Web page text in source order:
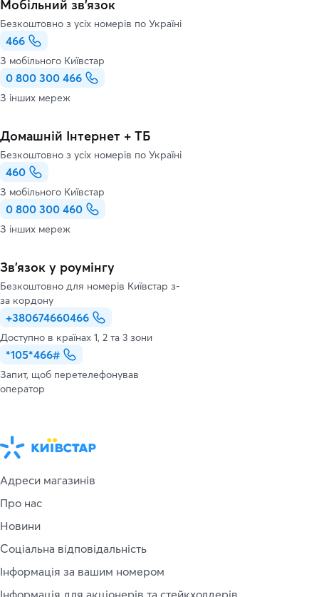
Мобільний зв'язок
Безкоштовно з усіх номерів по Україні
466
З мобільного Київстар
0 800 300 466
З інших мереж
Домашній Інтернет + ТБ
Безкоштовно з усіх номерів по Україні
460
З мобільного Київстар
0 800 300 460
З інших мереж
Зв’язок у роумінгу
Безкоштовно для номерів Київстар з-
за кордону
+380674660466
Доступно в країнах 1, 2 та 3 зони
*105*466#
Запит, щоб перетелефонував
оператор
Адреси магазинів
Про нас
Новини
Соціальна відповідальність
Інформація за вашим номером
Інформація для акціонерів та стейкхолдерів